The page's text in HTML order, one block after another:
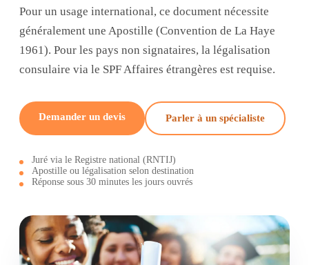
Pour un usage international, ce document nécessite
généralement une Apostille (Convention de La Haye
1961). Pour les pays non signataires, la légalisation
consulaire via le SPF Affaires étrangères est requise.
Demander un devis Parler à un spécialiste
Juré via le Registre national (RNTIJ)
Apostille ou légalisation selon destination
Réponse sous 30 minutes les jours ouvrés